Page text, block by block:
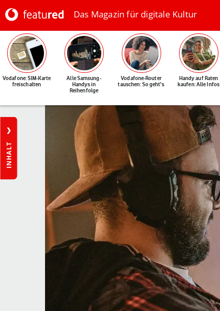
Das Magazin für digitale Kultur
Vodafone: SIM-Karte
freischalten
Alle Samsung-
Handys in
Reihenfolge
Vodafone-Router
tauschen: So geht's
Handy auf Raten
kaufen: Alle Infos
INHALT